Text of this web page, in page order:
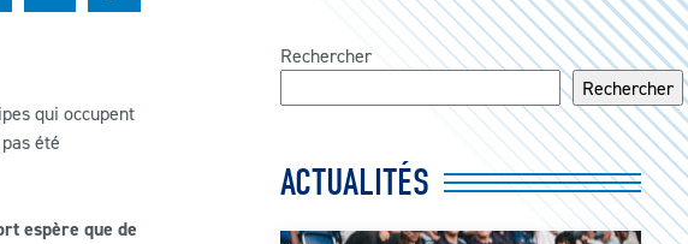
qui occupent
été
espère que de
Rechercher
Rechercher
ACTUALITÉS